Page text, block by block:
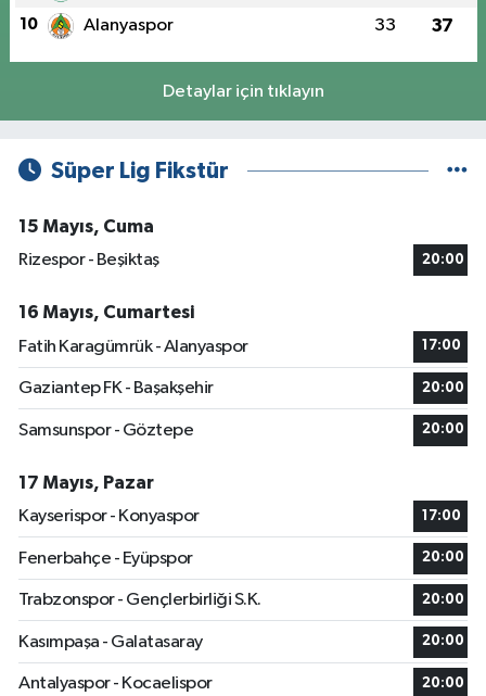
10 Alanyaspor 33 37
Detaylar için tıklayın
Süper Lig Fikstür
15 Mayıs, Cuma
Rizespor - Beşiktaş
20:00
16 Mayıs, Cumartesi
Fatih Karagümrük - Alanyaspor
17:00
Gaziantep FK - Başakşehir 20:00
Samsunspor - Göztepe 20:00
17 Mayıs, Pazar
Kayserispor - Konyaspor
17:00
Fenerbahçe - Eyüpspor 20:00
Trabzonspor - Gençlerbirliği S.K. 20:00
Kasımpaşa - Galatasaray 20:00
Antalyaspor - Kocaelispor 20:00